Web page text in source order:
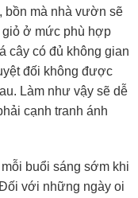
bồn mà nhà vườn sẽ
ở mức phù hợp
cây có đủ không gian
đối không được
Làm như vậy sẽ dễ
cạnh tranh ánh
buổi sáng sớm khi
với những ngày oi